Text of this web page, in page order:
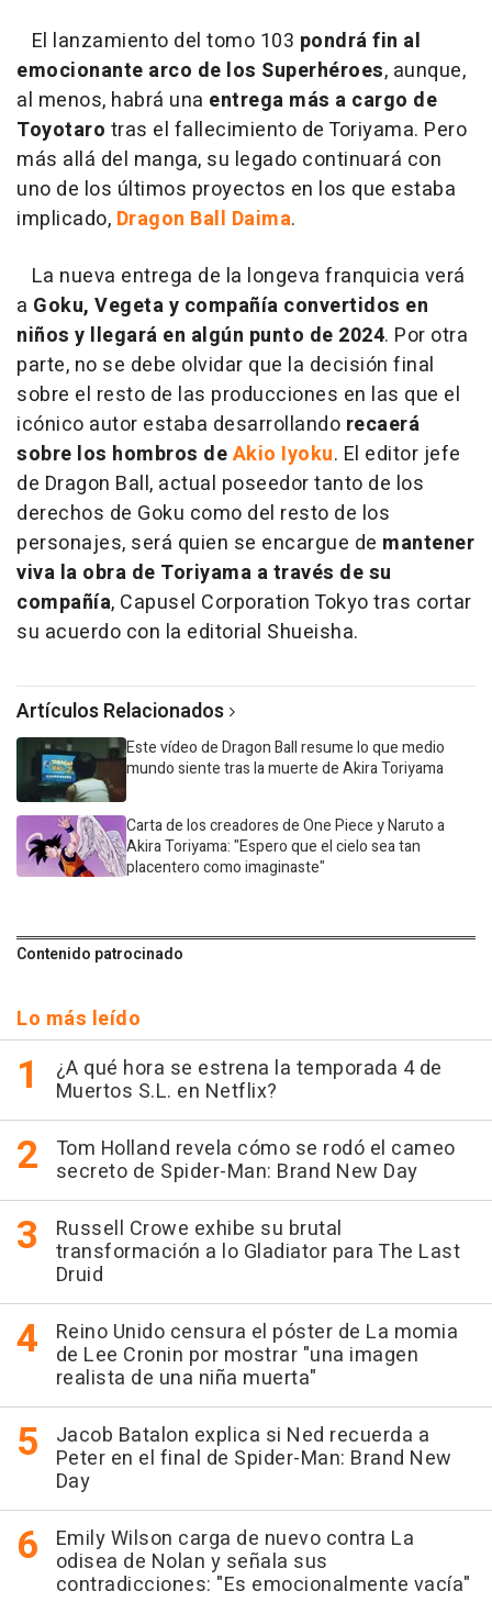
El lanzamiento del tomo 103 pondrá fin al
emocionante arco de los Superhéroes, aunque,
al menos, habrá una entrega más a cargo de
Toyotaro tras el fallecimiento de Toriyama. Pero
más allá del manga, su legado continuará con
uno de los últimos proyectos en los que estaba
implicado, Dragon Ball Daima.
La nueva entrega de la longeva franquicia verá
a Goku, Vegeta y compañía convertidos en
niños y llegará en algún punto de 2024. Por otra
parte, no se debe olvidar que la decisión final
sobre el resto de las producciones en las que el
icónico autor estaba desarrollando recaerá
sobre los hombros deAkio Iyoku. El editor jefe
de Dragon Ball, actual poseedor tanto de los
derechos de Goku como del resto de los
personajes, será quien se encargue de mantener
viva la obra de Toriyama a través de su
compañía, Capusel Corporation Tokyo tras cortar
su acuerdo con la editorial Shueisha.
Artículos Relacionados
Este vídeo de Dragon Ball resume lo que medio
mundo siente tras la muerte de Akira Toriyama
Carta de los creadores de One Piece y Naruto a
Akira Toriyama: "Espero que el cielo sea tan
placentero como imaginaste"
Contenido patrocinado
Lo más leído
¿A qué hora se estrena la temporada 4 de
Muertos S.L. en Netflix?
Tom Holland revela cómo se rodó el cameo
secreto de Spider-Man: Brand New Day
Russell Crowe exhibe su brutal
transformación a lo Gladiator para The Last
Druid
Reino Unido censura el póster de La momia
de Lee Cronin por mostrar "una imagen
realista de una niña muerta"
Jacob Batalon explica si Ned recuerda a
Peter en el final de Spider-Man: Brand New
Day
Emily Wilson carga de nuevo contra La
odisea de Nolan y señala sus
contradicciones: "Es emocionalmente vacía"